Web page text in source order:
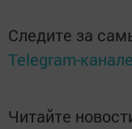
Следите за
Telegram-канале
Читайте